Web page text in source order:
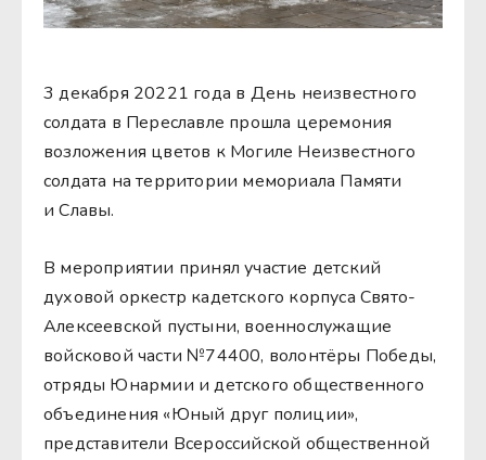
3 декабря 20221 года в День неизвестного
солдата в Переславле прошла церемония
возложения цветов к Могиле Неизвестного
солдата на территории мемориала Памяти
и Славы.
В мероприятии принял участие детский
духовой оркестр кадетского корпуса Свято-
Алексеевской пустыни, военнослужащие
войсковой части №74400, волонтёры Победы,
отряды Юнармии и детского общественного
объединения «Юный друг полиции»,
представители Всероссийской общественной